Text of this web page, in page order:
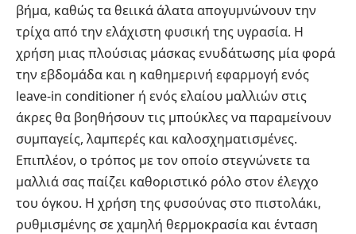
βήμα, καθώς τα θειικά άλατα απογυμνώνουν την
τρίχα από την ελάχιστη φυσική της υγρασία. Η
χρήση μιας πλούσιας μάσκας ενυδάτωσης μία φορά
την εβδομάδα και η καθημερινή εφαρμογή ενός
leave-in conditioner ή ενός ελαίου μαλλιών στις
άκρες θα βοηθήσουν τις μπούκλες να παραμείνουν
συμπαγείς, λαμπερές και καλοσχηματισμένες.
Επιπλέον, ο τρόπος με τον οποίο στεγνώνετε τα
μαλλιά σας παίζει καθοριστικό ρόλο στον έλεγχο
του όγκου. Η χρήση της φυσούνας στο πιστολάκι,
ρυθμισμένης σε χαμηλή θερμοκρασία και ένταση